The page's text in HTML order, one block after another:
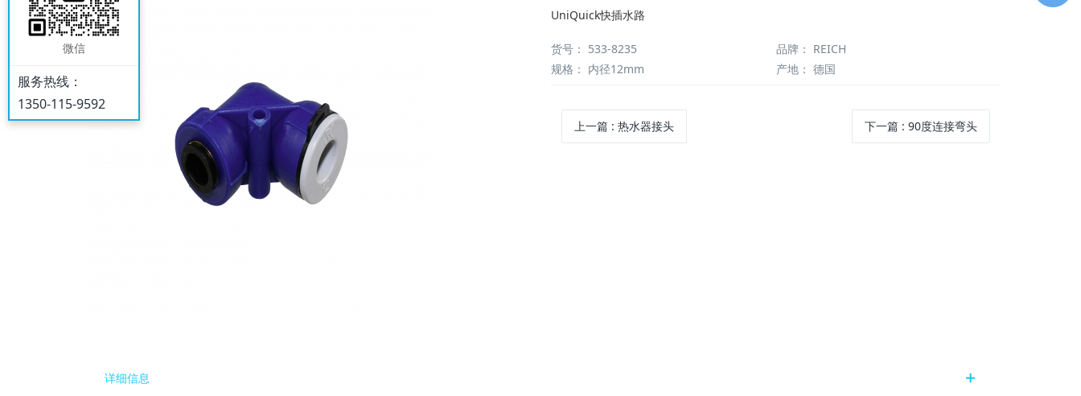
UniQuick快插水路
货号 ： 533-8235 品牌 ： REICH
规格 ： 内径12mm 产地： 德国
上一篇 :热水器接头 下一篇: 90度连接弯头
详细信息
微信
服务热线：
1350-115-9592